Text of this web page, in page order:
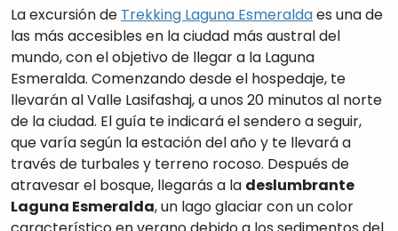
La excursión de Trekking Laguna Esmeraldaes una de
las más accesibles en la ciudad más austral del
mundo, con el objetivo de llegar a la Laguna
Esmeralda. Comenzando desde el hospedaje, te
llevarán al Valle Lasifashaj, a unos 20 minutos al norte
de la ciudad. El guía te indicará el sendero a seguir,
que varía según la estación del año y te llevará a
través de turbales y terreno rocoso. Después de
atravesar el bosque, llegarás a la deslumbrante
Laguna Esmeralda, un lago glaciar con un color